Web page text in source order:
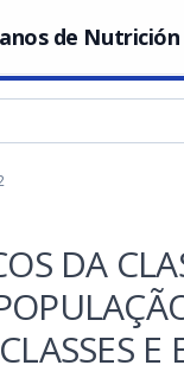
de Nutrición
DA